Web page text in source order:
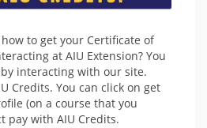
to get your Certificate of
at AIU Extension? You
interacting with our site.
Credits. You can click on get
(on a course that you
pay with AIU Credits.